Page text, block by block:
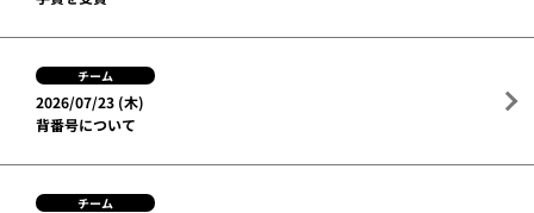
チーム
2026/07/23 (木)
背番号について
チーム